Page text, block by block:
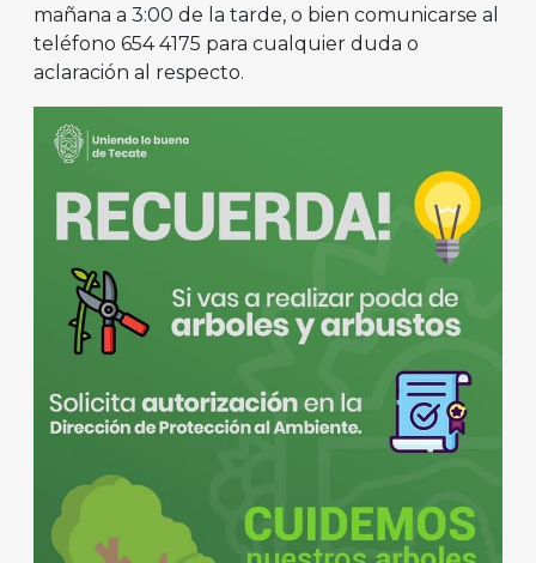
mañana a 3:00 de la tarde, o bien comunicarse al
teléfono 654 4175 para cualquier duda o
aclaración al respecto.